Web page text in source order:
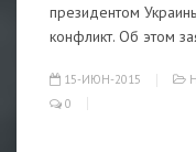
президентом
конфликт. Об этом
15-ИЮН-2015
0